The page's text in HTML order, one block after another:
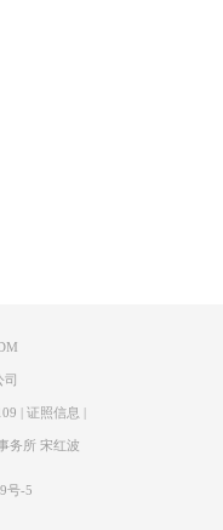
证照信息
务所 宋红波
号-5